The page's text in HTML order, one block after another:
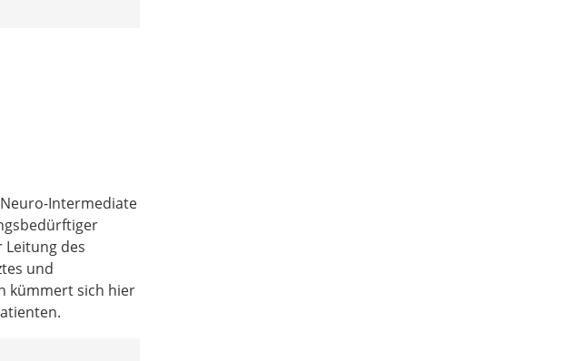
Intermediate
des
und
kümmert sich hier